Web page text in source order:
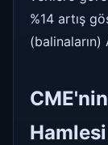
%14 artış
(balinaların)